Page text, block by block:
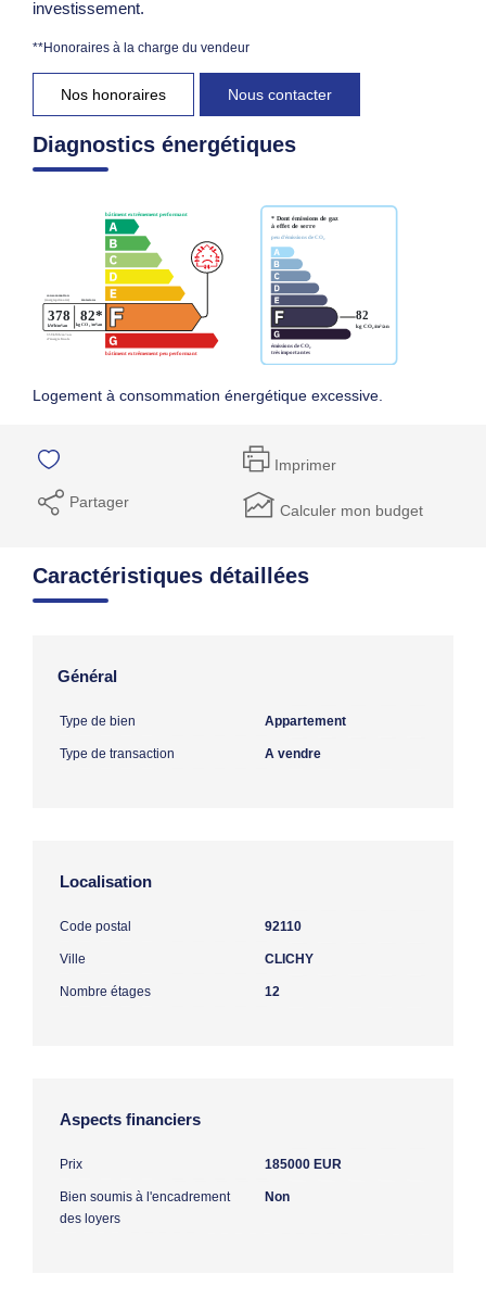
investissement.
**Honoraires à la charge du vendeur
Nos honoraires Nous contacter
Diagnostics énergétiques
Logement à consommation énergétique excessive.
Imprimer
Partager Calculer mon budget
Caractéristiques détaillées
Général
Type de bien Appartement
Type de transaction A vendre
Localisation
Code postal 92110
Ville CLICHY
Nombre étages 12
Aspects financiers
Prix 185000 EUR
Bien soumis à l'encadrement
des loyers
Non